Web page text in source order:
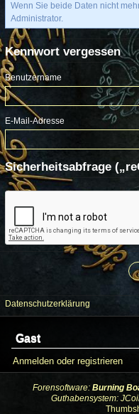
Wenn Sie beide Daten nicht
Administrator.
Kennwort vergessen
Benutzername
E-Mail-Adresse
Sicherheitsabfrage
Datenschutzerklärung
Gast
Anmelden oder registrieren
Forensoftware: Burning
Guthabensystem: